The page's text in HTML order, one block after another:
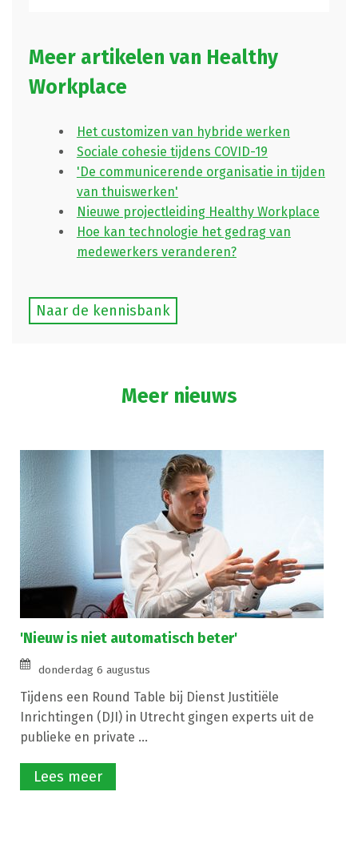
Meer artikelen van Healthy
Workplace
Het customizen van hybride werken
Sociale cohesie tijdens COVID-19
'De communicerende organisatie in tijden
van thuiswerken'
Nieuwe projectleiding Healthy Workplace
Hoe kan technologie het gedrag van
medewerkers veranderen?
Naar de kennisbank
Meer nieuws
'Nieuw is niet automatisch beter'
donderdag 6 augustus
Tijdens een Round Table bij Dienst Justitiële
Inrichtingen (DJI) in Utrecht gingen experts uit de
publieke en private ...
Lees meer